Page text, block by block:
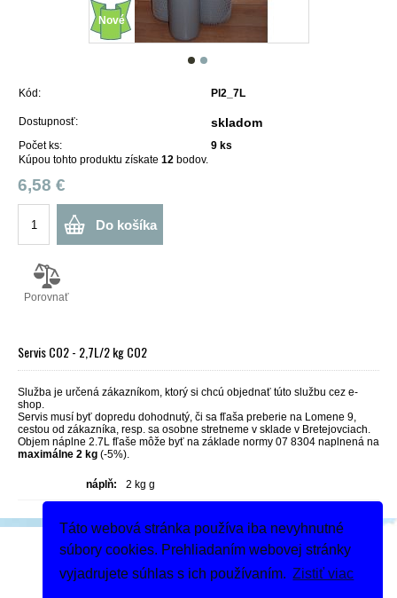
Táto webová stránka používa iba nevyhnutné
súbory cookies. Prehliadaním webovej stránky
vyjadrujete súhlas s ich používaním. Zistiť viac
Nové
Kód: Pl2_7L
Dostupnosť: skladom
Počet ks: 9 ks
Kúpou tohto produktu získate 12 bodov.
6,58 €
Do košíka
Porovnať
Servis CO2 - 2,7L/2 kg CO2
Služba je určená zákazníkom, ktorý si chcú objednať túto službu cez e-
shop.
Servis musí byť dopredu dohodnutý, či sa fľaša preberie na Lomene 9,
cestou od zákazníka, resp. sa osobne stretneme v sklade v Bretejovciach.
Objem náplne 2.7L fľaše môže byť na základe normy 07 8304 naplnená na
maximálne 2 kg (-5%).
náplň: 2 kg g
Podeľte sa
Dodanie tovaru